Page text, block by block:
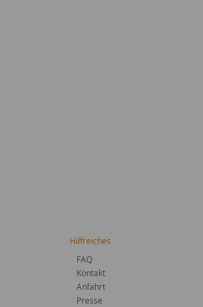
Hilfreiches
FAQ
Kontakt
Anfahrt
Presse